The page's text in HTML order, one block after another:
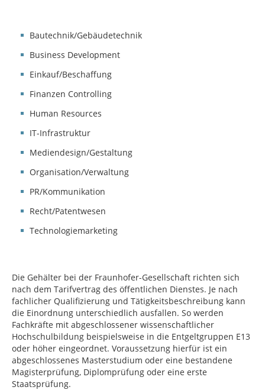
Bautechnik/Gebäudetechnik
Business Development
Einkauf/Beschaffung
Finanzen Controlling
Human Resources
IT-Infrastruktur
Mediendesign/Gestaltung
Organisation/Verwaltung
PR/Kommunikation
Recht/Patentwesen
Technologiemarketing
Die Gehälter bei der Fraunhofer-Gesellschaft richten sich
nach dem Tarifvertrag des öffentlichen Dienstes. Je nach
fachlicher Qualifizierung und Tätigkeitsbeschreibung kann
die Einordnung unterschiedlich ausfallen. So werden
Fachkräfte mit abgeschlossener wissenschaftlicher
Hochschulbildung beispielsweise in die Entgeltgruppen E13
oder höher eingeordnet. Voraussetzung hierfür ist ein
abgeschlossenes Masterstudium oder eine bestandene
Magisterprüfung, Diplomprüfung oder eine erste
Staatsprüfung.